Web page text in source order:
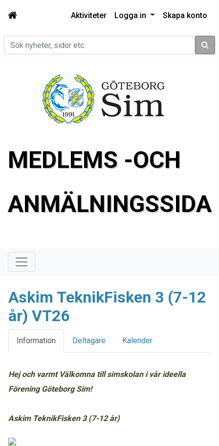
Aktiviteter Logga in Skapa konto
Sök
MEDLEMS -OCH
ANMÄLNINGSSIDA
Askim TeknikFisken 3 (7-12
år) VT26
Information Deltagare Kalender
Hej och varmt Välkomna till simskolan i vår ideella
Förening Göteborg Sim!
Askim TeknikFisken 3 (7-12 år)